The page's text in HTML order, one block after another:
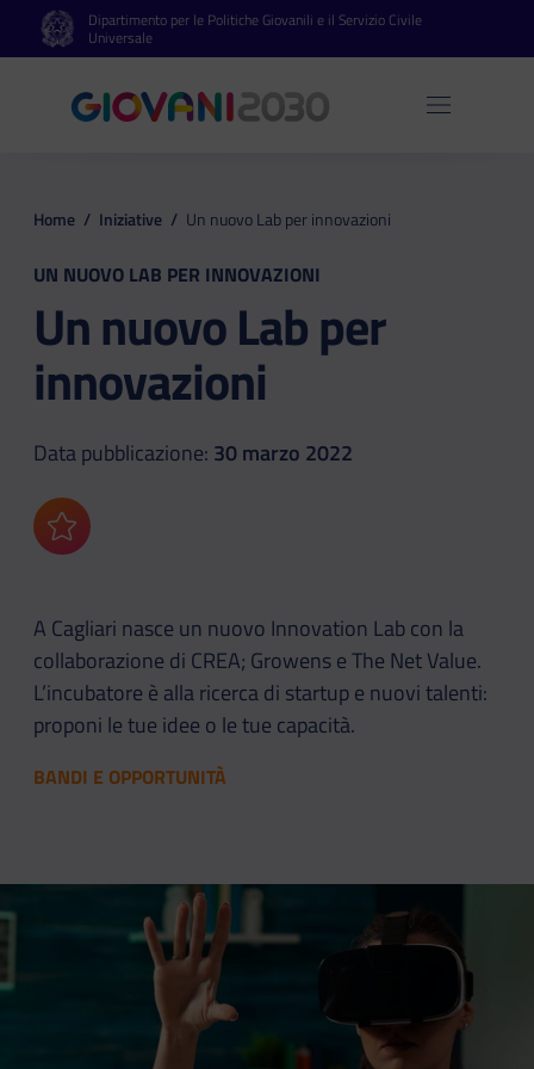
Vai al contenuto principale
Vai al footerDipartimento per le Politiche Giovanili e il Servizio Civile
Universale
Apri
Home / Iniziative / Un nuovo Lab per innovazioni
UN NUOVO LAB PER INNOVAZIONI
Un nuovo Lab per
innovazioni
Data pubblicazione: 30 marzo 2022
Aggiungi ai preferiti
A Cagliari nasce un nuovo Innovation Lab con la
collaborazione di CREA; Growens e The Net Value.
L’incubatore è alla ricerca di startup e nuovi talenti:
proponi le tue idee o le tue capacità.
BANDI E OPPORTUNITÀ